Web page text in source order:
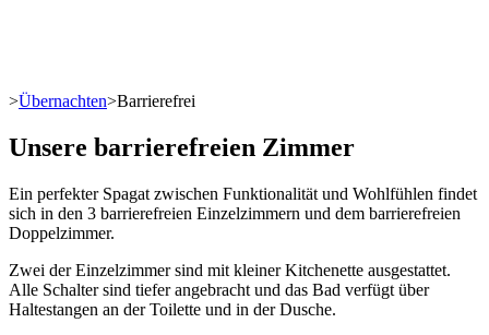
>Übernachten>Barrierefrei
Unsere barrierefreien Zimmer
Ein perfekter Spagat zwischen Funktionalität und Wohlfühlen findet
sich in den 3 barrierefreien Einzelzimmern und dem barrierefreien
Doppelzimmer.
Zwei der Einzelzimmer sind mit kleiner Kitchenette ausgestattet.
Alle Schalter sind tiefer angebracht und das Bad verfügt über
Haltestangen an der Toilette und in der Dusche.